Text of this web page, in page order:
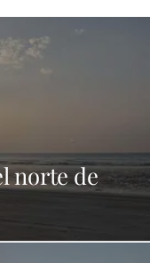
norte de